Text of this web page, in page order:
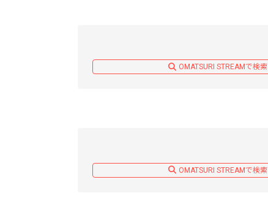
OMATSURI STREAMで検索
OMATSURI STREAMで検索